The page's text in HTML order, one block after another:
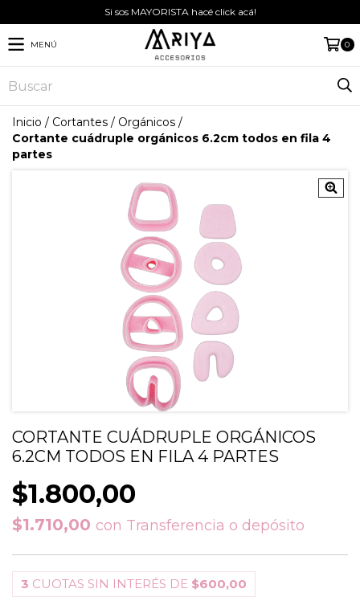
Si sos MAYORISTA hacé click acá!
MENÚ 0
Inicio / Cortantes / Orgánicos /
Cortante cuádruple orgánicos 6.2cm todos en fila 4
partes
CORTANTE CUÁDRUPLE ORGÁNICOS
6.2CM TODOS EN FILA 4 PARTES
$1.800,00
$1.710,00 con Transferencia o depósito
3 CUOTAS SIN INTERÉS DE $600,00